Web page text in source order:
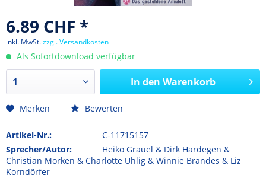
6.89 CHF *
inkl. MwSt.zzgl. Versandkosten
Als Sofortdownload verfügbar
In den Warenkorb
Merken Bewerten
Artikel-Nr.:
C-11715157
Sprecher/Autor:
Heiko Grauel & Dirk Hardegen &
Christian Mörken & Charlotte Uhlig & Winnie Brandes & Liz
Korndörfer